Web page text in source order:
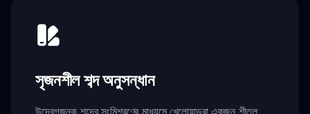
সৃজনশীল শব্দ অনুসন্ধান
উদ্বেগজনক শব্দের সংমিশ্রণের মাধ্যমে খেলোয়াড়রা একজন শীতল